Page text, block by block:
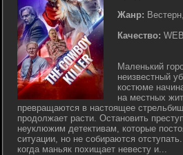
Жанр:
Качество:
Маленький
неизвестный
костюме
на местных
превращаются в настоящее
продолжает расти. Остановить
неуклюжим детективам, которые
ситуации, но не собираются
когда маньяк похищает невесту и...